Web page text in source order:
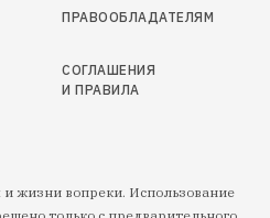
ПРАВООБЛАДАТЕЛЯМ
СОГЛАШЕНИЯ
И ПРАВИЛА
жизни вопреки. Использование